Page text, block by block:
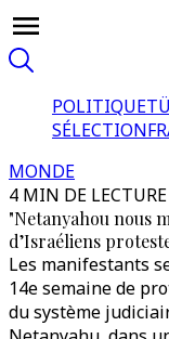
POLITIQUE
SÉLECTION
MONDE
4 MIN DE LECTURE
"Netanyahou nous
d’Israéliens
Les manifestants
14e semaine de
du système